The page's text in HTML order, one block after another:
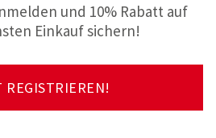
und 10% Rabatt auf
Einkauf sichern!
REGISTRIEREN!